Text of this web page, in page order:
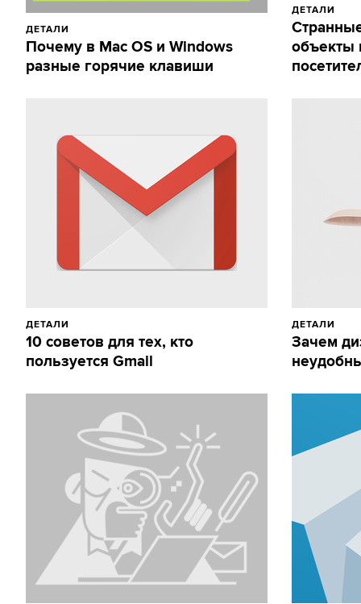
ДЕТАЛИ
Почему в Mac OS и Windows
разные горячие клавиши
ДЕТАЛИ
объекты
ДЕТАЛИ
10 советов для тех, кто
пользуется Gmail
ДЕТАЛИ
Зачем